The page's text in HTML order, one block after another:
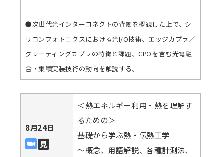
●次世代光インターコネクトの背景を概観した上で、シ
リコンフォトニクスにおける光I/O技術、エッジカプラ／
グレーティングカプラの特徴と課題、CPOを含む光電融
合・集積実装技術の動向を解説する。
8月24日
＜熱エネルギー利用・熱を理解す
るための＞
基礎から学ぶ熱・伝熱工学
～概念、用語解説、各種計測法、